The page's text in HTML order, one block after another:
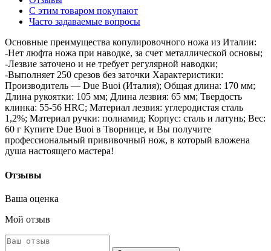
С этим товаром покупают
Часто задаваемые вопросы
Основные преимущества копулировочного ножа из Италии:
-Нет люфта ножа при наводке, за счет металлической основы;
-Лезвие заточено и не требует регулярной наводки;
-Выполняет 250 срезов без заточки Характеристики:
Производитель — Due Buoi (Италия); Общая длина: 170 мм;
Длина рукоятки: 105 мм; Длина лезвия: 65 мм; Твердость
клинка: 55-56 HRC; Материал лезвия: углеродистая сталь
1,2%; Материал ручки: полиамид; Корпус: сталь и латунь; Вес:
60 г Купите Due Buoi в Творнице, и Вы получите
профессиональный прививочный нож, в который вложена
душа настоящего мастера!
Отзывы
Ваша оценка
Мой отзыв